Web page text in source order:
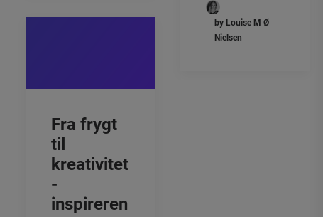
by Louise M Ø
Nielsen
Fra frygt
til
kreativitet
-
inspireren